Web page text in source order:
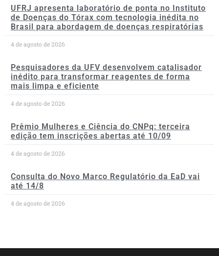
UFRJ apresenta laboratório de ponta no Instituto
de Doenças do Tórax com tecnologia inédita no
Brasil para abordagem de doenças respiratórias
4 de agosto de 2026
Pesquisadores da UFV desenvolvem catalisador
inédito para transformar reagentes de forma
mais limpa e eficiente
4 de agosto de 2026
Prêmio Mulheres e Ciência do CNPq: terceira
edição tem inscrições abertas até 10/09
4 de agosto de 2026
Consulta do Novo Marco Regulatório da EaD vai
até 14/8
4 de agosto de 2026